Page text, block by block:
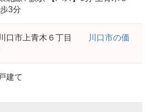
3分
口市上青木６丁目
川口市の価
建て